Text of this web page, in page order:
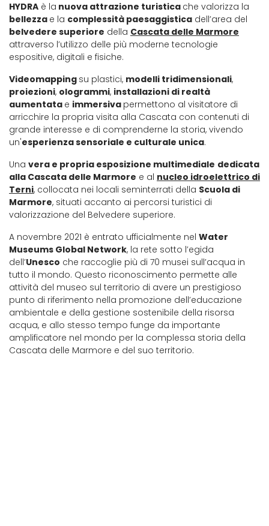
HYDRA è la nuova attrazione turistica che valorizza la
bellezza e la complessità paesaggistica dell’area del
belvedere superiore della Cascata delle Marmore
attraverso l’utilizzo delle più moderne tecnologie
espositive, digitali e fisiche.
Videomapping su plastici, modelli tridimensionali,
proiezioni, ologrammi, installazioni di realtà
aumentata e immersiva permettono al visitatore di
arricchire la propria visita alla Cascata con contenuti di
grande interesse e di comprenderne la storia, vivendo
un'esperienza sensoriale e culturale unica.
Una vera e propria esposizione multimediale dedicata
alla Cascata delle Marmore e al nucleo idroelettrico di
Terni, collocata nei locali seminterrati della Scuola di
Marmore, situati accanto ai percorsi turistici di
valorizzazione del Belvedere superiore.
A novembre 2021 è entrato ufficialmente nel Water
Museums Global Network, la rete sotto l’egida
dell’Unesco che raccoglie più di 70 musei sull’acqua in
tutto il mondo. Questo riconoscimento permette alle
attività del museo sul territorio di avere un prestigioso
punto di riferimento nella promozione dell’educazione
ambientale e della gestione sostenibile della risorsa
acqua, e allo stesso tempo funge da importante
amplificatore nel mondo per la complessa storia della
Cascata delle Marmore e del suo territorio.